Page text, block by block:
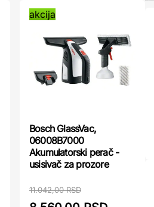
akcija
Bosch GlassVac,
06008B7000
Akumulatorski perač -
usisivač za prozore
11.042,00 RSD